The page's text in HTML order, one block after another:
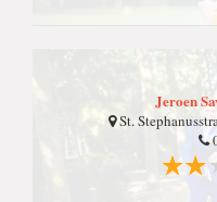
Jeroen
St.